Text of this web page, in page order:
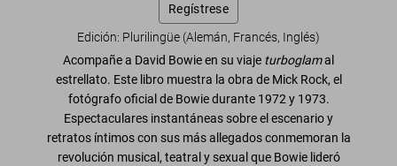
Regístrese
Edición: Plurilingüe (Alemán, Francés, Inglés)
Acompañe a David Bowie en su viaje turboglamal
estrellato. Este libro muestra la obra de Mick Rock, el
fotógrafo oficial de Bowie durante 1972 y 1973.
Espectaculares instantáneas sobre el escenario y
retratos íntimos con sus más allegados conmemoran la
revolución musical, teatral y sexual que Bowie lideró